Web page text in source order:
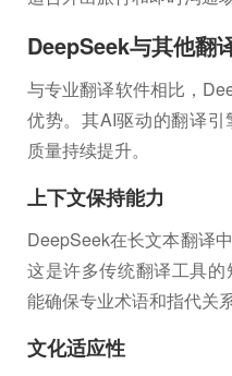
DeepSeek与其他翻
与专业翻译软件相比，
优势。其AI驱动的翻译
质量持续提升。
上下文保持能力
DeepSeek在长文本翻译
这是许多传统翻译工具
能确保专业术语和指代关
文化适应性